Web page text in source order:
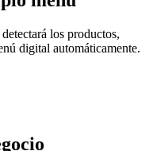
los productos,
digital automáticamente.